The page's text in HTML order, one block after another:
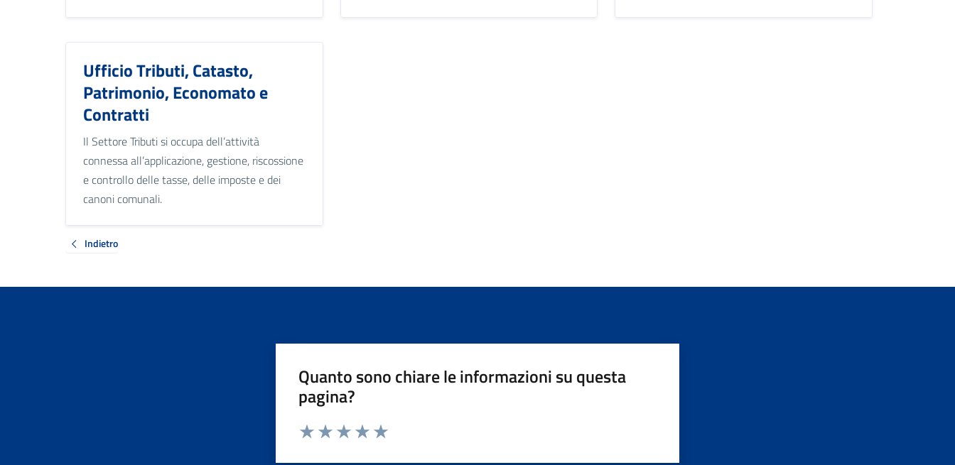
Ufficio Tributi, Catasto,
Patrimonio, Economato e
Contratti
Il Settore Tributi si occupa dell’attività
connessa all’applicazione, gestione, riscossione
e controllo delle tasse, delle imposte e dei
canoni comunali.
Indietro
Quanto sono chiare le informazioni su questa
pagina?
Valuta da 1 a 5 stelle la pagina